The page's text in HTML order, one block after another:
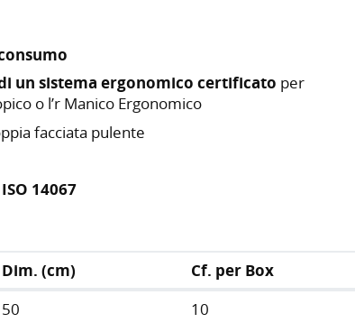
un sistema ergonomico certificato per
o l’r Manico Ergonomico
facciata pulente
14067
Dim. (cm) Cf. per Box
50 10